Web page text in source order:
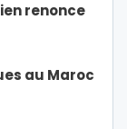
renonce
au Maroc